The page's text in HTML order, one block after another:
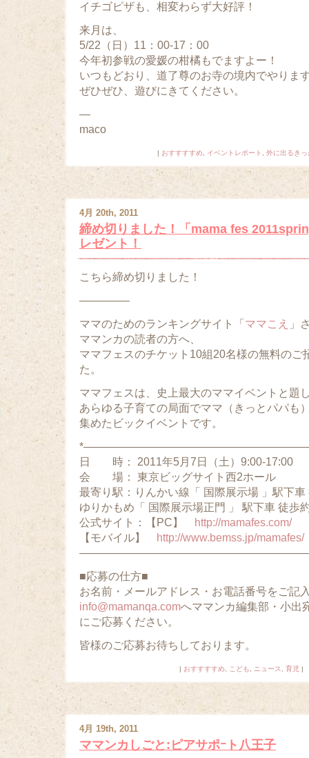
イチゴピザも、相変わらず大好評！
来月は、
5/22（日）11：00-17：00
今年初参戦の愛媛の柑橘もでますよー！
いつもどおり、道了尊のお寺の境内でやりま
ぜひぜひ、遊びにきてください。
—
maco
| おすすすすめ イベントレポート 外に出るきっ
4月 20th, 2011
締め切りました！「mama fes
レゼント！
こちら締め切りました！
————–
ママのためのランキングサイト「 ママこえ
」
ママンカの読者の方へ、
ママフェスのチケット10組20名様の無料のご
た。
ママフェスは、史上最大のママイベントと題
あらゆる子育ての局面でママ（きっとパパも
集めたビックイベントです。
日 時： 2011年5月7日（土）9:00-17:00
会 場： 東京ビッグサイト西2ホール
最寄り駅：りんかい線「 国際展示場 」駅下車
ゆりかもめ「 国際展示場正門 」 駅下車 徒歩
公式サイト：【PC】
http://mamafes.com/
【モバイル】
http://www.bemss.jp/mamafes/
■応募の仕方■
お名前・メールアドレス・お電話番号をご記
info@mamanqa.comへママンカ編集部・小出
にご応募ください。
皆様のご応募お待ちしております。
| おすすすすめ こども ニュース 育児 |
4月 19th, 2011
ママンカしごと:ピアサポｰト八王子